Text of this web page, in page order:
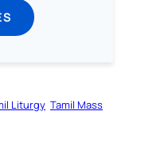
Liturgy Tamil Mass